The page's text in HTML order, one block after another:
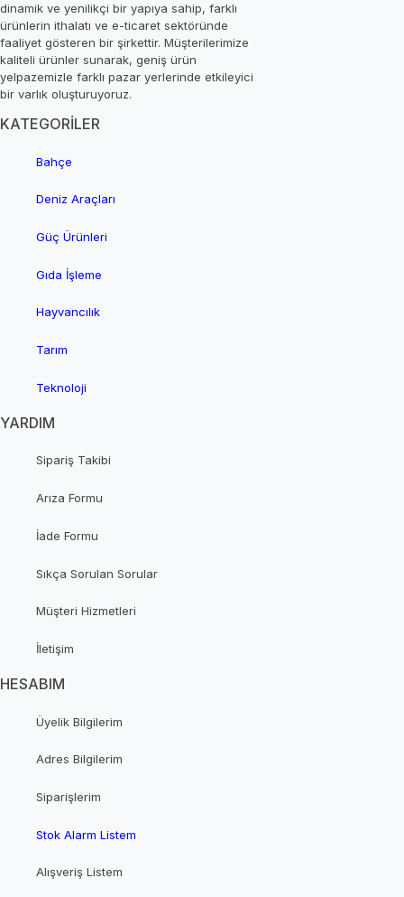
dinamik ve yenilikçi bir yapıya sahip, farklı
ürünlerin ithalatı ve e-ticaret sektöründe
faaliyet gösteren bir şirkettir. Müşterilerimize
kaliteli ürünler sunarak, geniş ürün
yelpazemizle farklı pazar yerlerinde etkileyici
bir varlık oluşturuyoruz.
KATEGORİLER
Bahçe
Deniz Araçları
Güç Ürünleri
Gıda İşleme
Hayvancılık
Tarım
Teknoloji
YARDIM
Sipariş Takibi
Arıza Formu
İade Formu
Sıkça Sorulan Sorular
Müşteri Hizmetleri
İletişim
HESABIM
Üyelik Bilgilerim
Adres Bilgilerim
Siparişlerim
Stok Alarm Listem
Alışveriş Listem